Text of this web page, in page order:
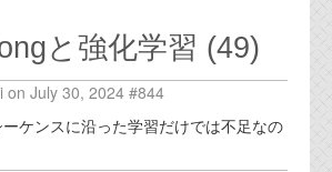
と強化学習 (49)
on July 30, 2024 #844
ケンスに沿った学習だけでは不足なの